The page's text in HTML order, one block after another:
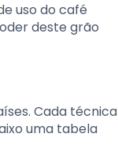
uso do café
deste grão
Cada técnica
uma tabela